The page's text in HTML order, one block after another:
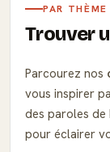
PAR THÈME
Trouver
Parcourez nos
vous inspirer
des paroles de
pour éclairer